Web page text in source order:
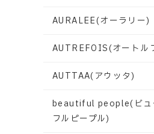
AURALEE(オーラリー)
AUTREFOIS(オートル
AUTTAA(アウッタ)
beautiful people(ビュ
フルピープル)